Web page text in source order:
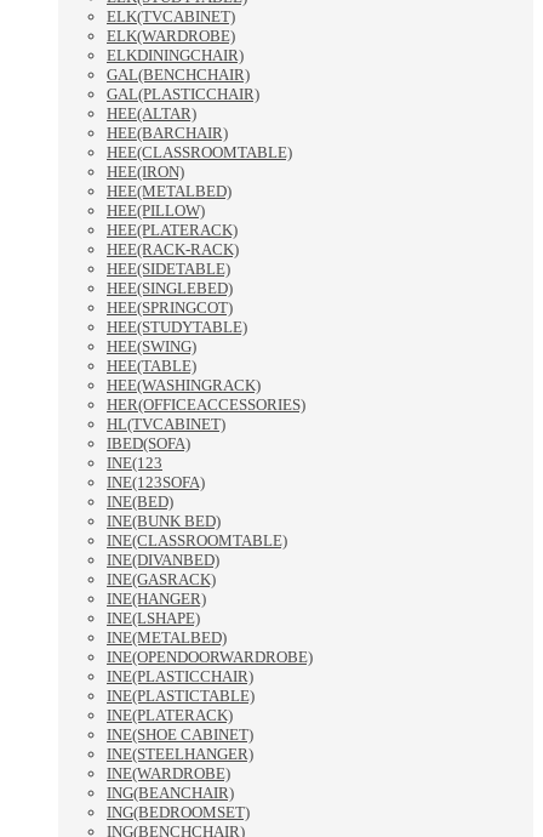
ELK(TVCABINET)
ELK(WARDROBE)
ELKDININGCHAIR)
GAL(BENCHCHAIR)
GAL(PLASTICCHAIR)
HEE(ALTAR)
HEE(BARCHAIR)
HEE(CLASSROOMTABLE)
HEE(IRON)
HEE(METALBED)
HEE(PILLOW)
HEE(PLATERACK)
HEE(RACK-RACK)
HEE(SIDETABLE)
HEE(SINGLEBED)
HEE(SPRINGCOT)
HEE(STUDYTABLE)
HEE(SWING)
HEE(TABLE)
HEE(WASHINGRACK)
HER(OFFICEACCESSORIES)
HL(TVCABINET)
IBED(SOFA)
INE(123
INE(123SOFA)
INE(BED)
INE(BUNK BED)
INE(CLASSROOMTABLE)
INE(DIVANBED)
INE(GASRACK)
INE(HANGER)
INE(LSHAPE)
INE(METALBED)
INE(OPENDOORWARDROBE)
INE(PLASTICCHAIR)
INE(PLASTICTABLE)
INE(PLATERACK)
INE(SHOE CABINET)
INE(STEELHANGER)
INE(WARDROBE)
ING(BEANCHAIR)
ING(BEDROOMSET)
ING(BENCHCHAIR)